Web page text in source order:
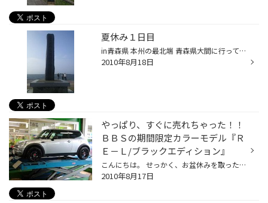
夏休み１日目
in青森県 本州の最北端 青森県大間に行って来ました。 大間マグロに 大間マグロの心臓 めちゃくちゃ美味かったぁ＼(^O^)／ 最北端の海 北海道もうっすら見えましたょ。
2010年8月18日
やっぱり、すぐに売れちゃった！！
ＢＢＳの期間限定カラーモデル『Ｒ
Ｅ－Ｌ/ブラックエディション』
こんにちは。 せっかく、お盆休みを取ったのに諸事情で家から一歩も出られなかったので、家の草刈をしていたら、 自分の指まで刈ってしまい、大流血したのは、僕です。 さて、先月末に当店ＨＰの商品情報に掲載いたしました、 ＢＢＳの期間限定カラーモデル『ＲＥ－Ｌ/ブラックエディション』が！！...
2010年8月17日